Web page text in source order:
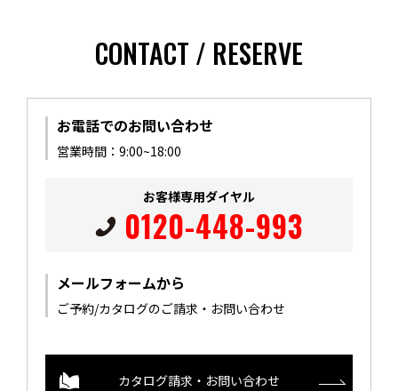
CONTACT / RESERVE
お電話でのお問い合わせ
営業時間：9:00~18:00
お客様専用ダイヤル
0120-448-993
メールフォームから
ご予約/カタログのご請求・お問い合わせ
カタログ請求・お問い合わせ